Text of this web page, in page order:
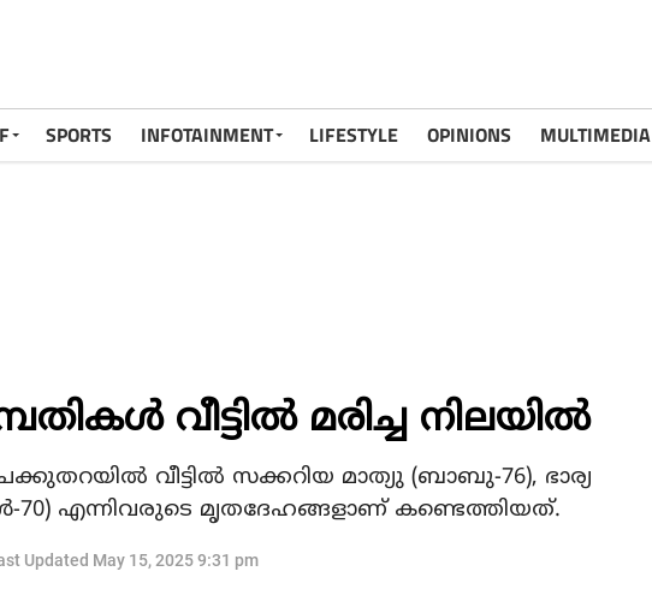
SPORTS INFOTAINMENT LIFESTYLE OPINIONS MULTIMEDIA
വീട്ടില്‍ മരിച്ച നിലയില്‍
വീട്ടില്‍ സക്കറിയ മാത്യു (ബാബു-76), ഭാര്യ
എന്നിവരുടെ മൃതദേഹങ്ങളാണ് കണ്ടെത്തിയത്.
Updated May 15, 2025 9:31 pm